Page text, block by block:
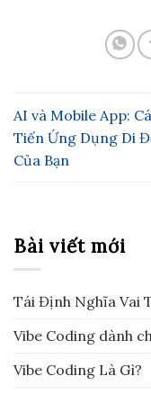
AI và Mobile App:
Tiến Ứng Dụng Di
Của Bạn
Bài viết mới
Tái Định Nghĩa Vai
Vibe Coding dành
Vibe Coding Là Gì?